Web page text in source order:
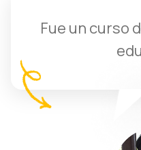
Fue un curso